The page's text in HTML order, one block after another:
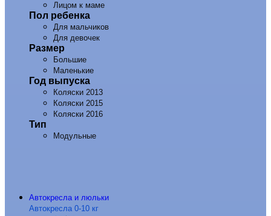
Лицом к маме
Пол ребенка
Для мальчиков
Для девочек
Размер
Большие
Маленькие
Год выпуска
Коляски 2013
Коляски 2015
Коляски 2016
Тип
Модульные
Автокресла и люльки
Автокресла 0-10 кг